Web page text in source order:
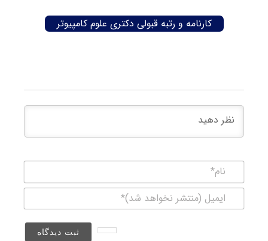
کارنامه و رتبه قبولی دکتری علوم کامپیوتر
(منتشر